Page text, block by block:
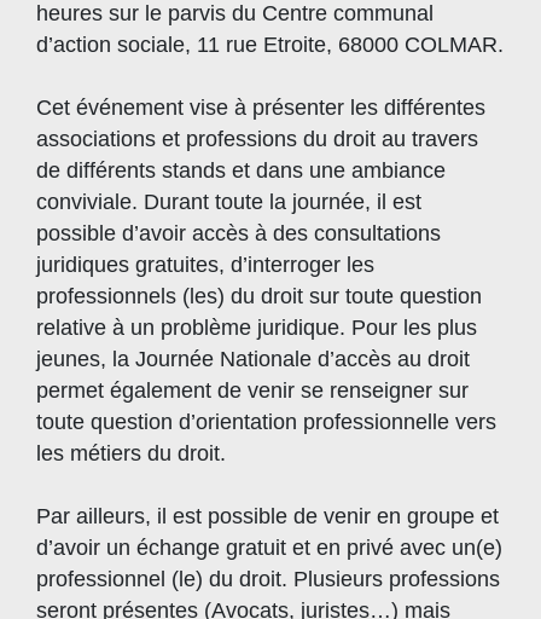
heures sur le parvis du Centre communal
d’action sociale, 11 rue Etroite, 68000 COLMAR.
Cet événement vise à présenter les différentes
associations et professions du droit au travers
de différents stands et dans une ambiance
conviviale. Durant toute la journée, il est
possible d’avoir accès à des consultations
juridiques gratuites, d’interroger les
professionnels (les) du droit sur toute question
relative à un problème juridique. Pour les plus
jeunes, la Journée Nationale d’accès au droit
permet également de venir se renseigner sur
toute question d’orientation professionnelle vers
les métiers du droit.
Par ailleurs, il est possible de venir en groupe et
d’avoir un échange gratuit et en privé avec un(e)
professionnel (le) du droit. Plusieurs professions
seront présentes (Avocats, juristes…) mais